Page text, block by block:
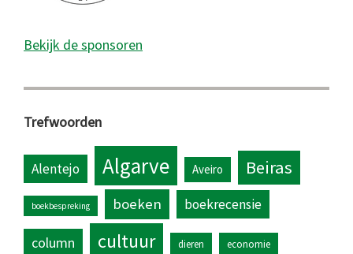
Bekijk de sponsoren
Trefwoorden
Alentejo Algarve Aveiro Beiras
boekbespreking boeken boekrecensie
column cultuur dieren economie